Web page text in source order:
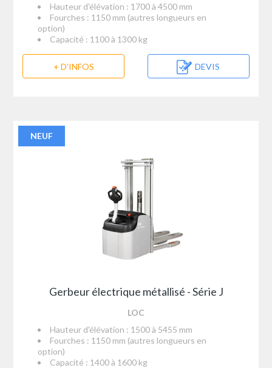
Hauteur d'élévation : 1700 à 4500 mm
Fourches : 1150 mm (autres longueurs en
option)
Capacité : 1100 à 1300 kg
+ D'INFOS DEVIS
NEUF
Gerbeur électrique métallisé - Série J
LOC
Hauteur d'élévation : 1500 à 5455 mm
Fourches : 1150 mm (autres longueurs en
option)
Capacité : 1400 à 1600 kg